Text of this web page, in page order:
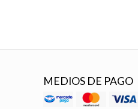
MEDIOS DE PAGO